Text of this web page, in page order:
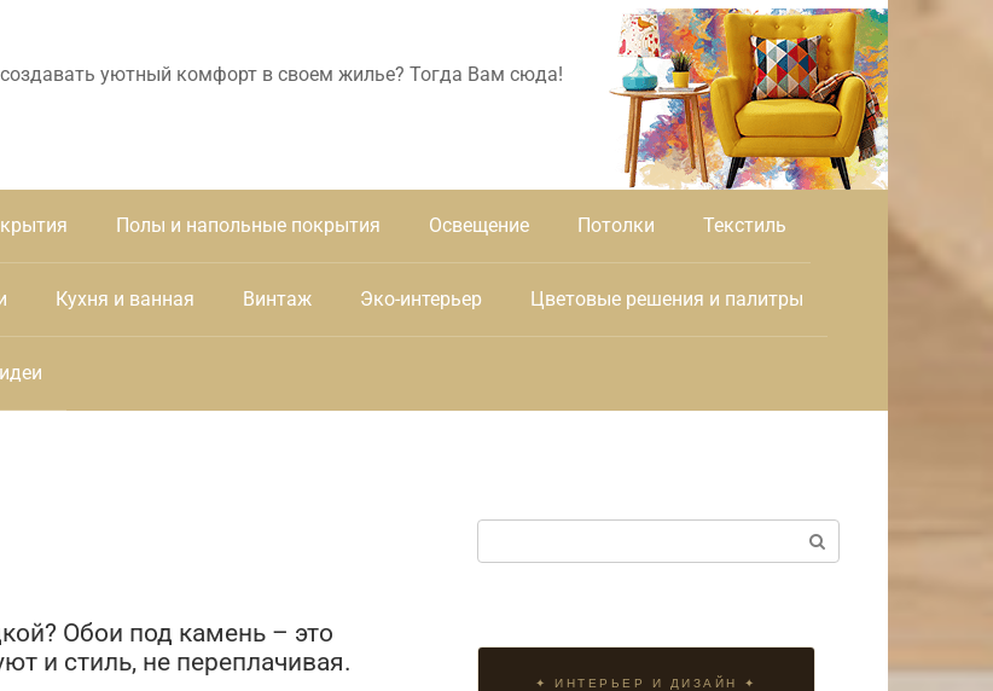
уютный комфорт в своем жилье? Тогда Вам сюда!
Полы и напольные покрытия Освещение Потолки Текстиль
Кухня и ванная Винтаж Эко-интерьер Цветовые решения и палитры
Обои под камень – это
и стиль, не переплачивая.
✦ ИНТЕРЬЕР И ДИЗАЙН ✦